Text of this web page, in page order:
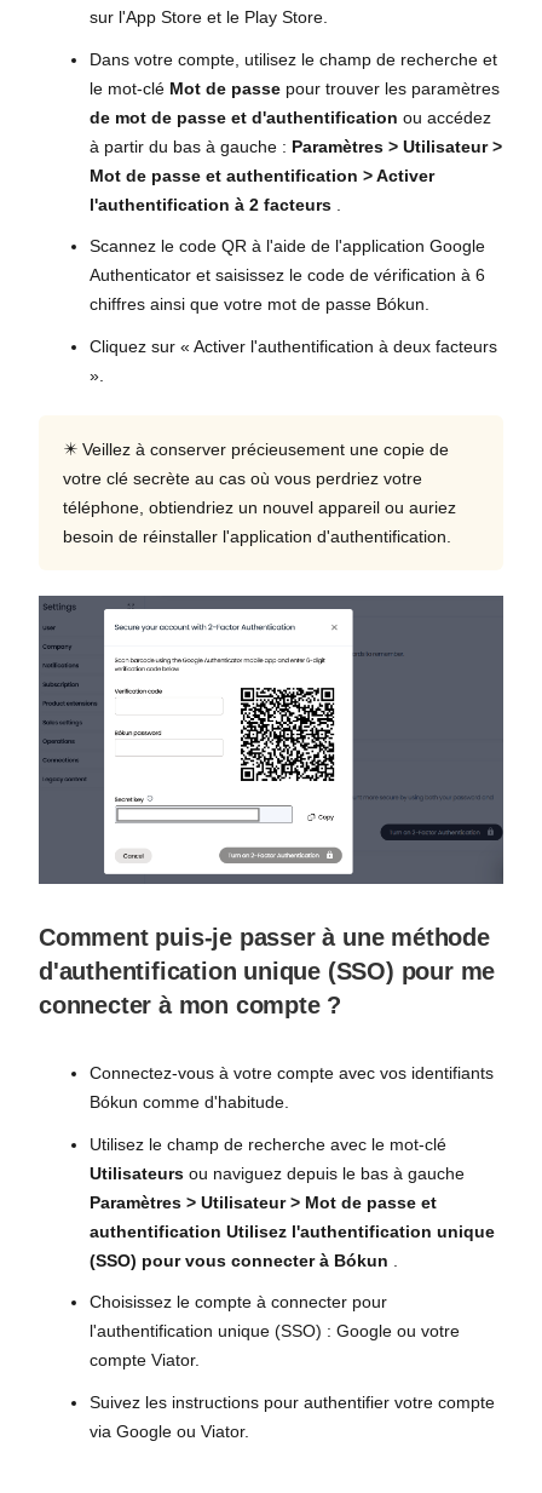
sur l'App Store et le Play Store.
Dans votre compte, utilisez le champ de recherche et
le mot-clé Mot de passe pour trouver les paramètres
de mot de passe et d'authentification ou accédez
à partir du bas à gauche : Paramètres > Utilisateur >
Mot de passe et authentification > Activer
l'authentification à 2 facteurs
Scannez le code QR à l'aide de l'application Google
Authenticator et saisissez le code de vérification à 6
chiffres ainsi que votre mot de passe Bókun.
Cliquez sur « Activer l'authentification à deux facteurs
».
✴️ Veillez à conserver précieusement une copie de
votre clé secrète au cas où vous perdriez votre
téléphone, obtiendriez un nouvel appareil ou auriez
besoin de réinstaller l'application d'authentification.
Comment puis-je passer à une méthode
d'authentification unique (SSO) pour me
connecter à mon compte ?
Connectez-vous à votre compte avec vos identifiants
Bókun comme d'habitude.
Utilisez le champ de recherche avec le mot-clé
Utilisateurs ou naviguez depuis le bas à gauche
Paramètres > Utilisateur > Mot de passe et
authentification Utilisez l'authentification unique
(SSO) pour vous connecter à Bókun
Choisissez le compte à connecter pour
l'authentification unique (SSO) : Google ou votre
compte Viator.
Suivez les instructions pour authentifier votre compte
via Google ou Viator.